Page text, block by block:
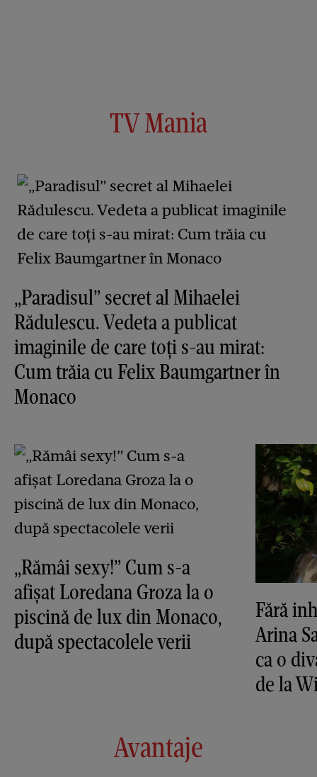
TV Mania
„Paradisul” secret al Mihaelei
Rădulescu. Vedeta a publicat
imaginile de care toți s-au mirat:
Cum trăia cu Felix Baumgartner în
Monaco
„Rămâi sexy!” Cum s-a
afișat Loredana Groza la o
piscină de lux din Monaco,
după spectacolele verii
Fără
Arina
ca o
de la
Avantaje